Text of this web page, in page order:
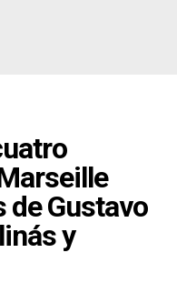
de Gustavo
y